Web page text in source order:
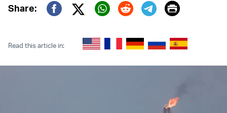
Share:
Twitter (X)
Print
Read this article in: